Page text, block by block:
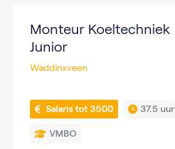
Monteur Koeltechniek
Junior
Waddinxveen
Salaris tot 3500 37.5 uur
VMBO